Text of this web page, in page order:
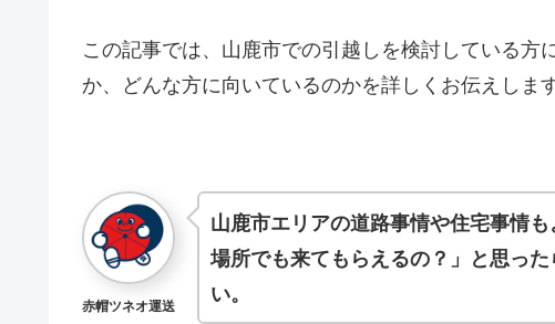
この記事では、山鹿市での引越しを検討している
か、どんな方に向いているのかを詳しくお伝えします
赤帽ツネオ運送
山鹿市エリアの道路事情や住宅事情
場所でも来てもらえるの？」と思っ
い。